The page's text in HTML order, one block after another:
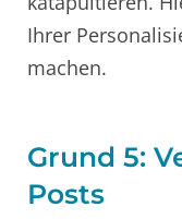
Ihrer
machen.
Grund 5:
Posts